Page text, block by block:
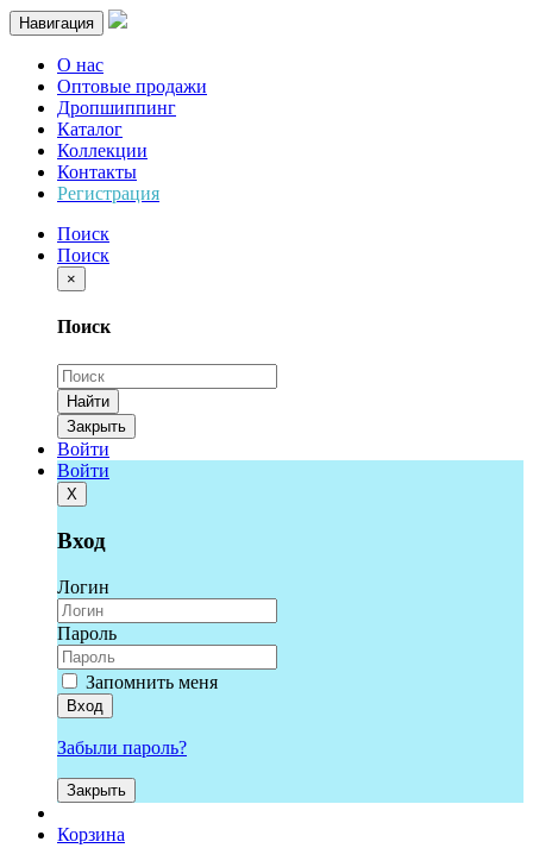
Навигация
О нас
Оптовые продажи
Дропшиппинг
Каталог
Коллекции
Контакты
Регистрация
Поиск
Поиск
×
Поиск
Найти
Закрыть
Войти
Войти
Х
Вход
Логин
Пароль
Запомнить меня
Вход
Забыли пароль?
Закрыть
Корзина